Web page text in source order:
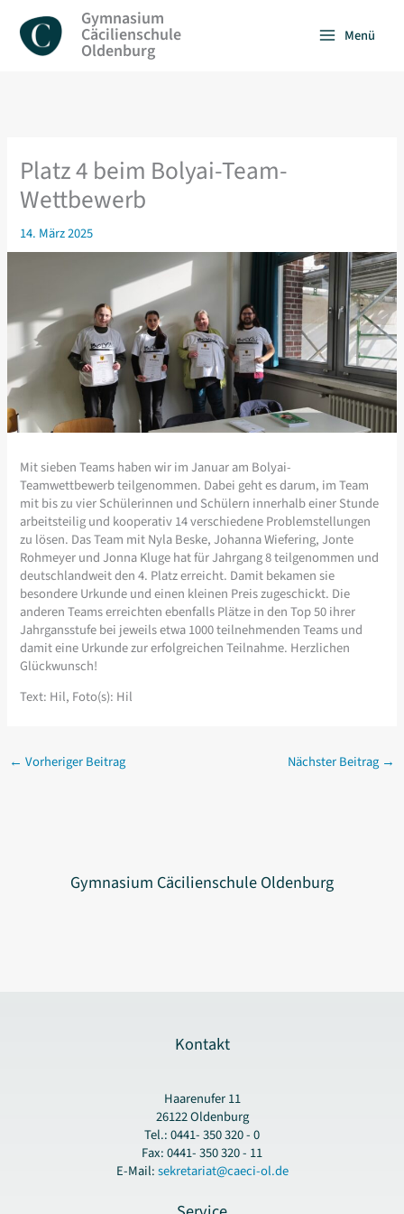
Inhalt
springen
Gymnasium
Cäcilienschule
Oldenburg
Menü
Platz 4 beim Bolyai-Team-
Wettbewerb
14. März 2025
Mit sieben Teams haben wir im Januar am Bolyai-
Teamwettbewerb teilgenommen. Dabei geht es darum, im Team
mit bis zu vier Schülerinnen und Schülern innerhalb einer Stunde
arbeitsteilig und kooperativ 14 verschiedene Problemstellungen
zu lösen. Das Team mit Nyla Beske, Johanna Wiefering, Jonte
Rohmeyer und Jonna Kluge hat für Jahrgang 8 teilgenommen und
deutschlandweit den 4. Platz erreicht. Damit bekamen sie
besondere Urkunde und einen kleinen Preis zugeschickt. Die
anderen Teams erreichten ebenfalls Plätze in den Top 50 ihrer
Jahrgansstufe bei jeweils etwa 1000 teilnehmenden Teams und
damit eine Urkunde zur erfolgreichen Teilnahme. Herzlichen
Glückwunsch!
Text: Hil, Foto(s): Hil
← Vorheriger Beitrag Nächster Beitrag →
Gymnasium Cäcilienschule Oldenburg
Kontakt
Haarenufer 11
26122 Oldenburg
Tel.: 0441- 350 320 - 0
Fax: 0441- 350 320 - 11
E-Mail:sekretariat@caeci-ol.de